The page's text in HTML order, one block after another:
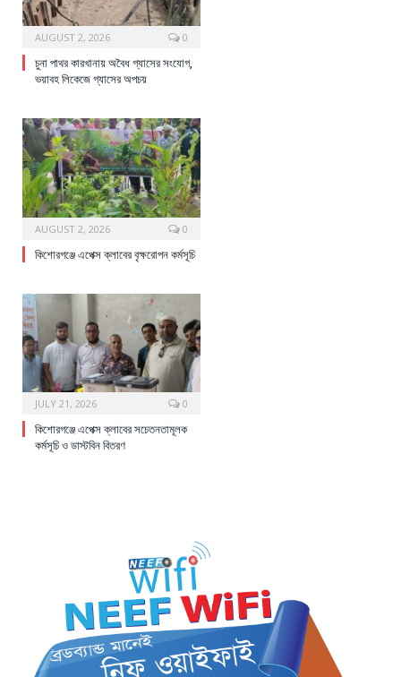
AUGUST 2, 2026 0
চুনা পাথর কারখানায় অবৈধ গ্যাসের সংযোগ,
ভয়াবহ লিকেজে গ্যাসের অপচয়
AUGUST 2, 2026 0
কিশোরগঞ্জে এপেক্স ক্লাবের বৃক্ষরোপন কর্মসূচি
JULY 21, 2026 0
কিশোরগঞ্জে এপেক্স ক্লাবের সচেতনতামূলক
কর্মসূচি ও ডাস্টবিন বিতরণ